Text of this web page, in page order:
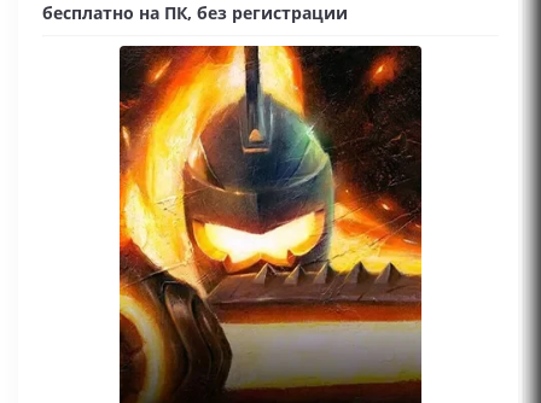
бесплатно на ПК, без регистрации